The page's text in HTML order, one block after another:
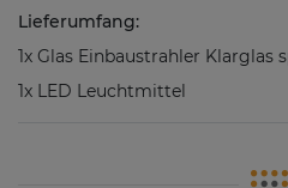
Lieferumfang:
1x Glas Einbaustrahler Klarglas
1x LED Leuchtmittel